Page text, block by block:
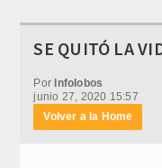
SE QUITÓ LA
PorInfolobos
junio 27, 2020 15:57
Volver a la Home